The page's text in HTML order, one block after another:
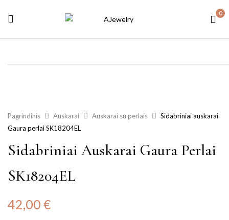
0
Pagrindinis Auskarai Auskarai su perlais
Sidabriniai auskarai
Gaura perlai SK18204EL
Sidabriniai Auskarai Gaura Perlai
SK18204EL
42,00 €